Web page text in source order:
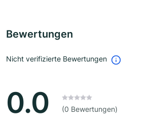
Bewertungen
Nicht verifizierte Bewertungen
0.0 (0 Bewertungen)